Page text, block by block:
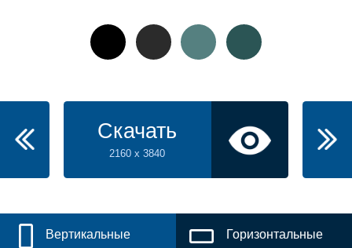
Скачать
2160 x 3840
Вертикальные Горизонтальные